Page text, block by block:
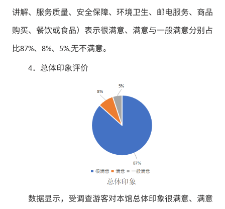
讲解、服务质量、安全保障、环境卫生、邮电服务、商品
购买、餐饮或食品）表示很满意、满意与一般满意分别占
比87%、 8%、 5%,无不满意。
4．总体印象评价
数据显示，受调查游客对本馆总体印象很满意、满意